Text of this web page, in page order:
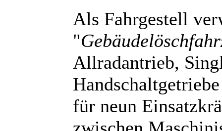
Als Fahrgestell
"
Allradantrieb,
für neun